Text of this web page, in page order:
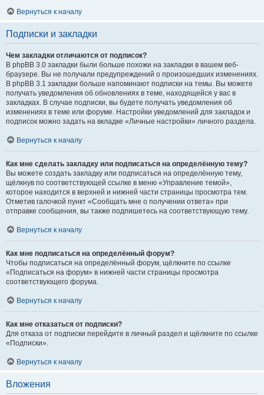
Вернуться к началу
Подписки и закладки
Чем закладки отличаются от подписок?
В phpBB 3.0 закладки были больше похожи на закладки в вашем веб-
браузере. Вы не получали предупреждений о произошедших изменениях.
В phpBB 3.1 закладки больше напоминают подписки на темы. Вы можете
получать уведомления об обновлениях в теме, находящейся у вас в
закладках. В случае подписки, вы будете получать уведомления об
изменениях в теме или форуме. Настройки уведомлений для закладок и
подписок можно задать на вкладке «Личные настройки» личного раздела.
Вернуться к началу
Как мне сделать закладку или подписаться на определённую тему?
Вы можете создать закладку или подписаться на определённую тему,
щёлкнув по соответствующей ссылке в меню «Управление темой»,
которое находится в верхней и нижней части страницы просмотра тем.
Отметив галочкой пункт «Сообщать мне о получении ответа» при
отправке сообщения, вы также подпишетесь на соответствующую тему.
Вернуться к началу
Как мне подписаться на определённый форум?
Чтобы подписаться на определённый форум, щёлкните по ссылке
«Подписаться на форум» в нижней части страницы просмотра
соответствующего форума.
Вернуться к началу
Как мне отказаться от подписки?
Для отказа от подписки перейдите в личный раздел и щёлкните по ссылке
«Подписки».
Вернуться к началу
Вложения